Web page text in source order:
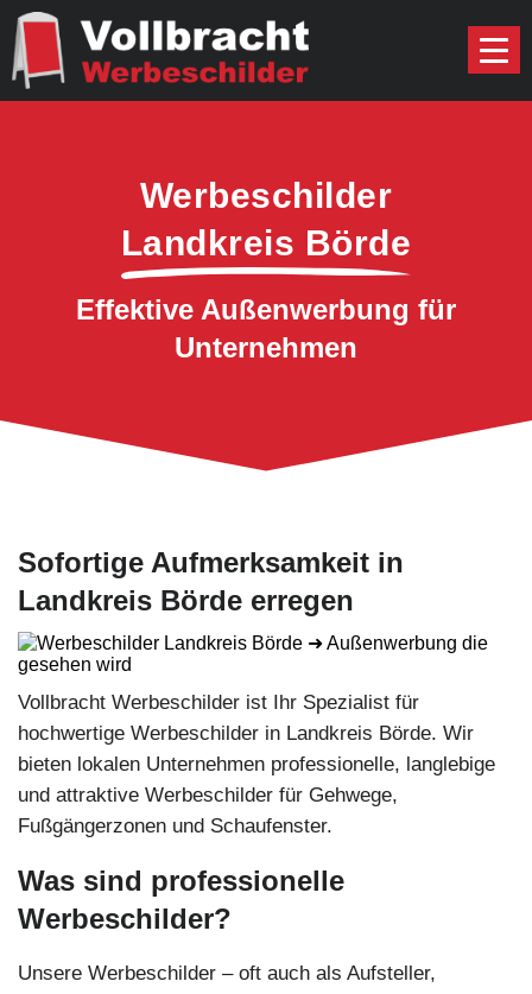
Werbeschilder
Landkreis Börde
Effektive Außenwerbung für
Unternehmen
Sofortige Aufmerksamkeit in
Landkreis Börde erregen
Vollbracht Werbeschilder ist Ihr Spezialist für
hochwertige Werbeschilder in Landkreis Börde. Wir
bieten lokalen Unternehmen professionelle, langlebige
und attraktive Werbeschilder für Gehwege,
Fußgängerzonen und Schaufenster.
Was sind professionelle
Werbeschilder?
Unsere Werbeschilder – oft auch als Aufsteller,